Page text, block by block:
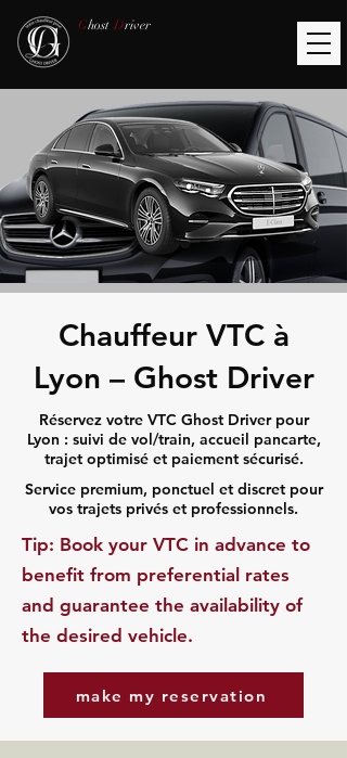
Ghost Driver
Chauffeur VTC à
Lyon – Ghost Driver
Réservez votre VTC Ghost Driver pour
Lyon : suivi de vol/train, accueil pancarte,
trajet optimisé et paiement sécurisé.
Service premium, ponctuel et discret pour
vos trajets privés et professionnels.
​Tip: Book your VTC in advance to
benefit from preferential rates
and guarantee the availability of
the desired vehicle.
make my reservation